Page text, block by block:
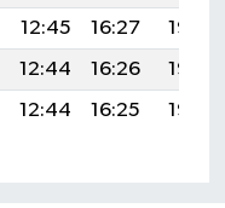
12:45 16:27
19:26
12:44 16:26
19:25
12:44 16:25 19:23